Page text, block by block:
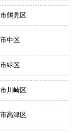
鶴見区
中区
緑区
川崎区
高津区